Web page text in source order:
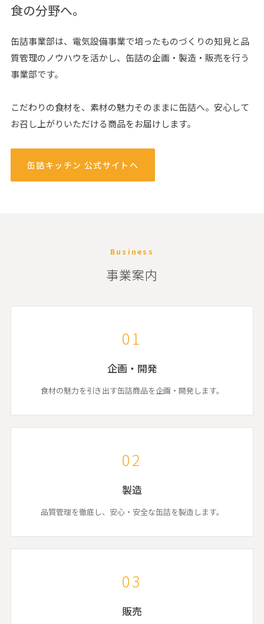
食の分野へ。
缶詰事業部は、電気設備事業で培ったものづくりの知見と品
質管理のノウハウを活かし、缶詰の企画・製造・販売を行う
事業部です。
こだわりの食材を、素材の魅力そのままに缶詰へ。安心して
お召し上がりいただける商品をお届けします。
缶詰キッチン 公式サイトへ
Business
事業案内
01
企画・開発
食材の魅力を引き出す缶詰商品を企画・開発します。
02
製造
品質管理を徹底し、安心・安全な缶詰を製造します。
03
販売